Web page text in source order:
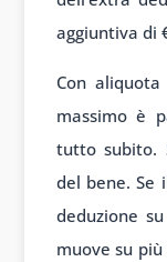
aggiuntiva di
Con
massimo è
tutto subito.
del bene. Se
deduzione
muove su